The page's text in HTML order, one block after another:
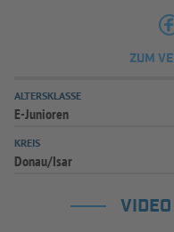
ZUM
ALTERSKLASSE
E-Junioren
KREIS
Donau/Isar